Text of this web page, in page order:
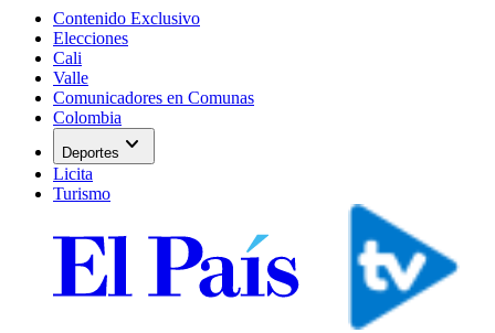
Contenido Exclusivo
Elecciones
Cali
Valle
Comunicadores en Comunas
Colombia
Deportes expand_more
Licita
Turismo